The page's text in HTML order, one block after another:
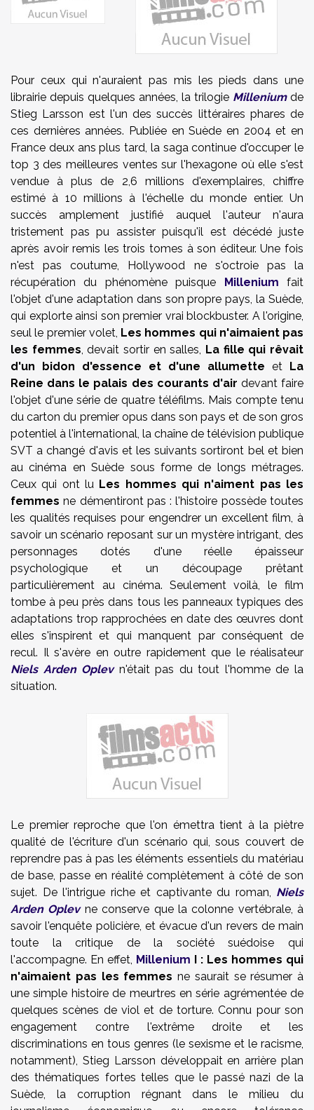
Pour ceux qui n'auraient pas mis les pieds dans une
librairie depuis quelques années, la trilogie Milleniumde
Stieg Larsson est l'un des succès littéraires phares de
ces dernières années. Publiée en Suède en 2004 et en
France deux ans plus tard, la saga continue d'occuper le
top 3 des meilleures ventes sur l'hexagone où elle s'est
vendue à plus de 2,6 millions d'exemplaires, chiffre
estimé à 10 millions à l'échelle du monde entier. Un
succès amplement justifié auquel l'auteur n'aura
tristement pas pu assister puisqu'il est décédé juste
après avoir remis les trois tomes à son éditeur. Une fois
n'est pas coutume, Hollywood ne s'octroie pas la
récupération du phénomène puisque Millenium fait
l'objet d'une adaptation dans son propre pays, la Suède,
qui explorte ainsi son premier vrai blockbuster. A l'origine,
seul le premier volet, Les hommes qui n'aimaient pas
les femmes, devait sortir en salles, La fille qui rêvait
d'un bidon d'essence et d'une allumette et La
Reine dans le palais des courants d'air devant faire
l'objet d'une série de quatre téléfilms. Mais compte tenu
du carton du premier opus dans son pays et de son gros
potentiel à l'international, la chaîne de télévision publique
SVT a changé d'avis et les suivants sortiront bel et bien
au cinéma en Suède sous forme de longs métrages.
Ceux qui ont lu Les hommes qui n'aiment pas les
femmes ne démentiront pas : l'histoire possède toutes
les qualités requises pour engendrer un excellent film, à
savoir un scénario reposant sur un mystère intrigant, des
personnages dotés d'une réelle épaisseur
psychologique et un découpage prêtant
particulièrement au cinéma. Seulement voilà, le film
tombe à peu près dans tous les panneaux typiques des
adaptations trop rapprochées en date des œuvres dont
elles s'inspirent et qui manquent par conséquent de
recul. Il s'avère en outre rapidement que le réalisateur
Niels Arden Oplevn'était pas du tout l'homme de la
situation.
Le premier reproche que l'on émettra tient à la piètre
qualité de l'écriture d'un scénario qui, sous couvert de
reprendre pas à pas les éléments essentiels du matériau
de base, passe en réalité complètement à côté de son
sujet. De l'intrigue riche et captivante du roman, Niels
Arden Oplevne conserve que la colonne vertébrale, à
savoir l'enquête policière, et évacue d'un revers de main
toute la critique de la société suédoise qui
l'accompagne. En effet, Millenium I : Les hommes qui
n'aimaient pas les femmes ne saurait se résumer à
une simple histoire de meurtres en série agrémentée de
quelques scènes de viol et de torture. Connu pour son
engagement contre l'extrême droite et les
discriminations en tous genres (le sexisme et le racisme,
notamment), Stieg Larsson développait en arrière plan
des thématiques fortes telles que le passé nazi de la
Suède, la corruption régnant dans le milieu du